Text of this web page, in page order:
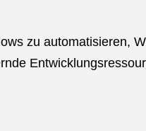
zu automatisieren,